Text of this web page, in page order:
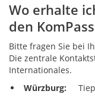
Wo erhalte
den
Bitte fragen Sie bei
Die zentrale
Internationales.
Würzburg: